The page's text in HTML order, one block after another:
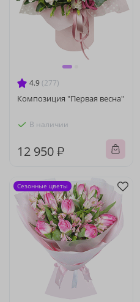
4.9 (277)
Композиция "Первая весна"
В наличии
12 950 ₽
Сезонные цветы